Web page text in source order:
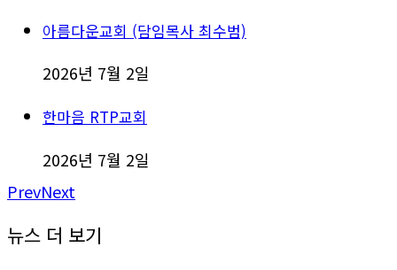
아름다운교회 (담임목사 최수범)
2026년 7월 2일
한마음 RTP교회
2026년 7월 2일
PrevNext
뉴스 더 보기